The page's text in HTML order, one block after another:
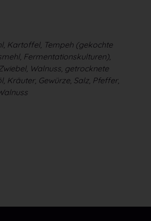
Kartoffel, Tempeh (gekochte
Fermentationskulturen),
Walnuss, getrocknete
Kräuter, Gewürze, Salz, Pfeffer,